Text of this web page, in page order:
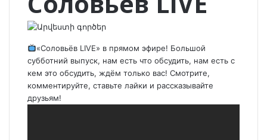
«Соловьёв LIVE» в прямом эфире! Большой
субботний выпуск, нам есть что обсудить, нам есть с
кем это обсудить, ждём только вас! Смотрите,
комментируйте, ставьте лайки и рассказывайте
друзьям!